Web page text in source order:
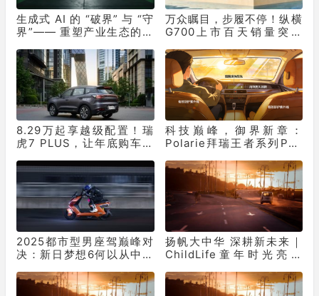
生成式 AI 的 “破界” 与 “守
界”—— 重塑产业生态的双
万众瞩目，步履不停！纵横
G700上市百天销量突破
8.29万起享越级配置！瑞
虎7 PLUS，让年底购车再
科技巅峰，御界新章：
Polarie拜瑞王者系列P70
2025都市型男座驾巅峰对
决：新日梦想6何以从中突
扬帆大中华 深耕新未来｜
ChildLife童年时光亮相
土化婴童营养战略